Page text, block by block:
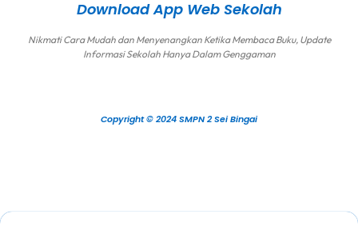
Download App Web Sekolah
Nikmati Cara Mudah dan Menyenangkan Ketika Membaca Buku, Update
Informasi Sekolah Hanya Dalam Genggaman
Copyright © 2024 SMPN 2 Sei Bingai